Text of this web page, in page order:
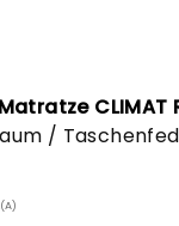
CLIMAT
/
(A)